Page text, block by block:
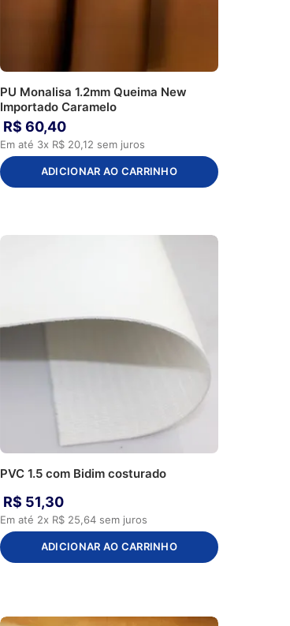
PU Monalisa 1.2mm Queima New
Importado Caramelo
R$ 60,40
Em até 3x R$ 20,12 sem juros
ADICIONAR AO CARRINHO
PVC 1.5 com Bidim costurado
R$ 51,30
Em até 2x R$ 25,64 sem juros
ADICIONAR AO CARRINHO